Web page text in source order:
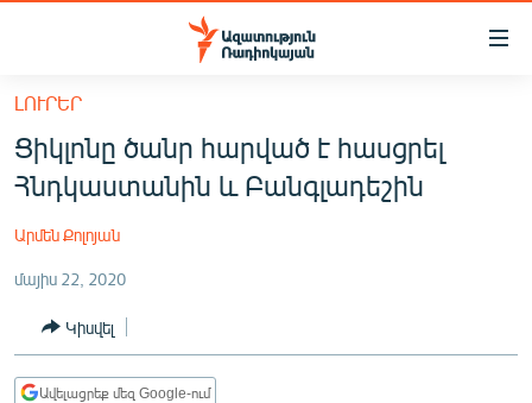
Մատչելիության
հիմնական
բովանդակությանը
Անցնել
հիմնական
մենյուին
ՀԱՅԱՍՏԱՆ
ՔԱՂԱՔԱԿԱՆ
ԸՆՏՐՈՒԹՅՈՒՆՆԵՐ 2026
ԻՐԱՎՈՒՆՔ
ՀԱՍԱՐԱԿՈՒԹՅՈՒՆ
ՏՆՏԵՍՈՒԹՅՈՒՆ
ԼՈՒՐԵՐ
Ցիկլոնը ծանր հարված է հասցրել
Հնդկաստանին և Բանգլադեշին
Արմեն Քոլոյան
մայիս 22, 2020
Կիսվել
Ավելացրեք մեզ Google-ում